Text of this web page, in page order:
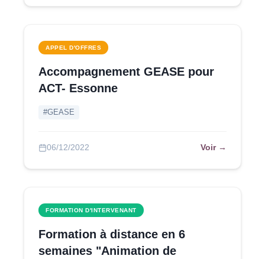
APPEL D'OFFRES
Accompagnement GEASE pour
ACT- Essonne
#GEASE
06/12/2022 Voir →
FORMATION D'INTERVENANT
Formation à distance en 6
semaines "Animation de